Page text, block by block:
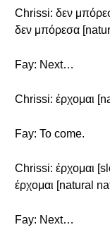
Chrissi: δεν
δεν μπόρεσα
Fay: Next…
Chrissi: έρχομαι
Fay: To come.
Chrissi: έρχομαι
έρχομαι [natural
Fay: Next…